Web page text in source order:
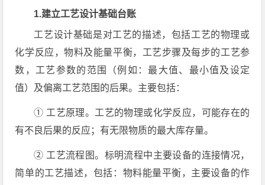
1.建立工艺设计基础台账
工艺设计基础是对工艺的描述，包括工艺的物理或
化学反应，物料及能量平衡，工艺步骤及每步的工艺参
数，工艺参数的范围（例如：最大值、最小值及设定
值）及偏离工艺范围的后果。主要包括：
① 工艺原理。工艺的物理或化学反应，可能存在的
有不良后果的反应；有无限物质的最大库存量。
② 工艺流程图。标明流程中主要设备的连接情况，
简单的工艺描述，包括：物料能量平衡，主要设备的作